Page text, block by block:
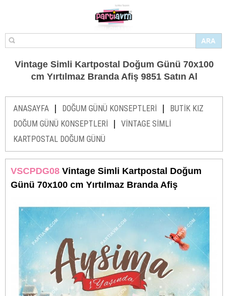
Vintage Simli Kartpostal Doğum Günü 70x100
cm Yırtılmaz Branda Afiş 9851 Satın Al
ANASAYFA | DOĞUM GÜNÜ KONSEPTLERİ |
BUTİK KIZ
DOĞUM GÜNÜ KONSEPTLERİ
|
VİNTAGE SİMLİ
KARTPOSTAL DOĞUM GÜNÜ
VSCPDG08 Vintage Simli Kartpostal Doğum
Günü 70x100 cm Yırtılmaz Branda Afiş